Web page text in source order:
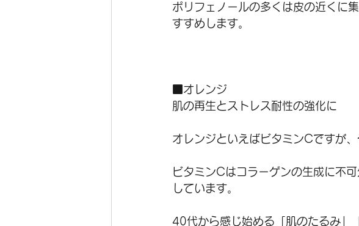
ポリフェノールの多くは皮の近くに
すすめします。
■オレンジ
肌の再生とストレス耐性の強化に
オレンジといえばビタミンCですが
ビタミンCはコラーゲンの生成に不
しています。
40代から感じ始める「肌のたるみ」